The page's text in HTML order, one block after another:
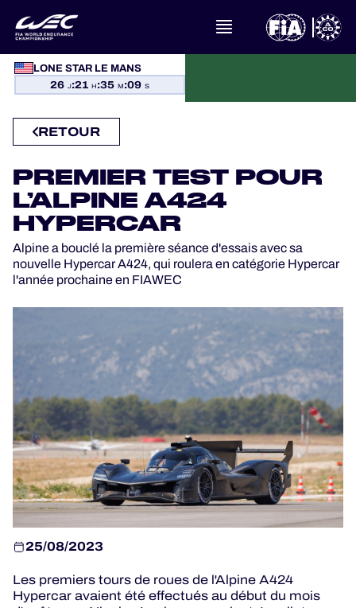
LONE STAR LE MANS
26 J:21 H:35 M:09 S
À PROPOS DU FIA WEC
CLASSEMENTS
RÉSULTATS
LA GRILLE
PROGRAMMES OFFICIELS
JEU OFFICIEL
HOSPITALITÉS
BILLETTERIE
24H LEMANS
RETOUR
PREMIER TEST POUR
L’ALPINE A424
HYPERCAR
Alpine a bouclé la première séance d'essais avec sa
nouvelle Hypercar A424, qui roulera en catégorie Hypercar
l'année prochaine en FIAWEC
25/08/2023
Les premiers tours de roues de l'Alpine A424
Hypercar avaient été effectués au début du mois